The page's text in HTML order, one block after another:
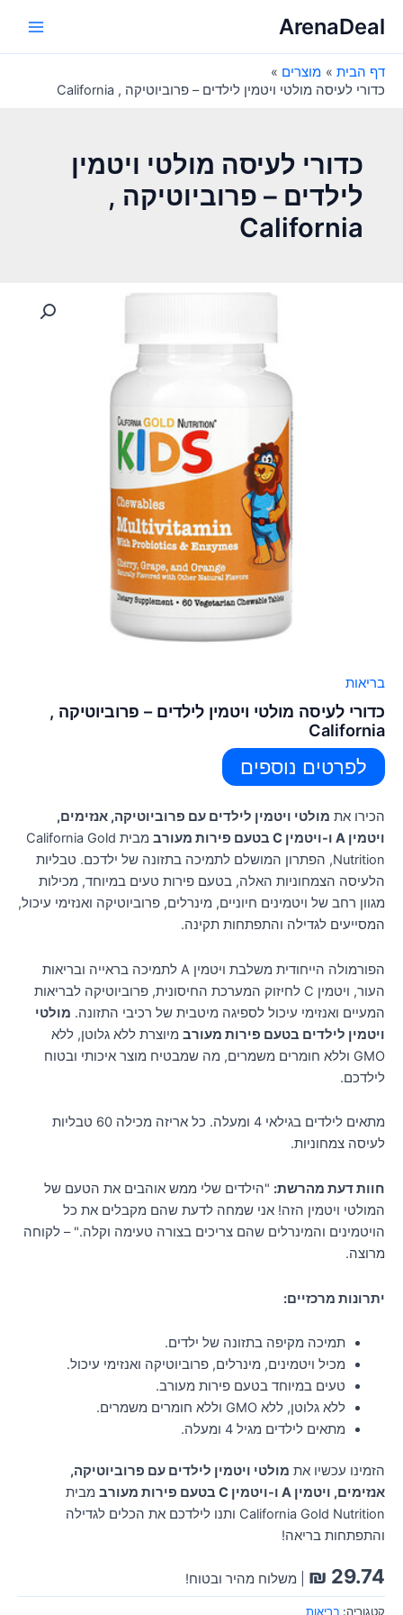
לתוכןArenaDeal
דף הבית
מוצרים
כדורי לעיסה מולטי ויטמין לילדים – פרוביוטיקה , California
כדורי לעיסה מולטי ויטמין
לילדים – פרוביוטיקה ,
California
בריאות
כדורי לעיסה מולטי ויטמין לילדים – פרוביוטיקה ,
California
לפרטים נוספים
הכירו את מולטי ויטמין לילדים עם פרוביוטיקה, אנזימים,
ויטמין A ו-ויטמין C בטעם פירות מעורב
מבית California Gold
Nutrition, הפתרון המושלם לתמיכה בתזונה של ילדכם. טבליות
הלעיסה הצמחוניות האלה, בטעם פירות טעים במיוחד, מכילות
מגוון רחב של ויטמינים חיוניים, מינרלים, פרוביוטיקה ואנזימי עיכול,
המסייעים לגדילה והתפתחות תקינה.
הפורמולה הייחודית משלבת ויטמין A לתמיכה בראייה ובריאות
העור, ויטמין C לחיזוק המערכת החיסונית, פרוביוטיקה לבריאות
המעיים ואנזימי עיכול לספיגה מיטבית של רכיבי התזונה. מולטי
ויטמין לילדים בטעם פירות מעורב מיוצרת ללא גלוטן, ללא
GMO וללא חומרים משמרים, מה שמבטיח מוצר איכותי ובטוח
לילדכם.
מתאים לילדים בגילאי 4 ומעלה. כל אריזה מכילה 60 טבליות
לעיסה צמחוניות.
חוות דעת מהרשת: "הילדים שלי ממש אוהבים את הטעם של
המולטי ויטמין הזה! אני שמחה לדעת שהם מקבלים את כל
הויטמינים והמינרלים שהם צריכים בצורה טעימה וקלה." – לקוחה
מרוצה.
יתרונות מרכזיים:
תמיכה מקיפה בתזונה של ילדים.
מכיל ויטמינים, מינרלים, פרוביוטיקה ואנזימי עיכול.
טעים במיוחד בטעם פירות מעורב.
ללא גלוטן, ללא GMO וללא חומרים משמרים.
מתאים לילדים מגיל 4 ומעלה.
הזמינו עכשיו את מולטי ויטמין לילדים עם פרוביוטיקה,
אנזימים, ויטמין A ו-ויטמין C בטעם פירות מעורב
מבית
California Gold Nutrition ותנו לילדכם את הכלים לגדילה
והתפתחות בריאה!
₪ 29.74 | משלוח מהיר ובטוח!
קטגוריה: בריאות